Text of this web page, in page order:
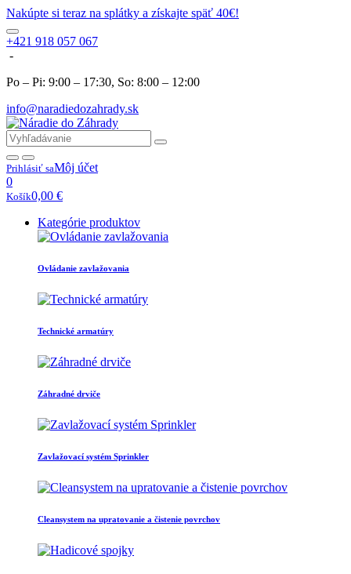
Nakúpte si teraz na splátky a získajte späť 40€!
+421 918 057 067
-
Po – Pi: 9:00 – 17:30, So: 8:00 – 12:00
info@naradiedozahrady.sk
Prihlásiť saMôj účet
0
Košík0,00 €
Kategórie produktov
Ovládanie zavlažovania
Technické armatúry
Záhradné drviče
Zavlažovací systém Sprinkler
Cleansystem na upratovanie a čistenie povrchov